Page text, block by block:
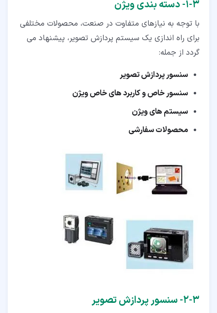
۳‏-‏۱‏- دسته بندی ویژن
با توجه به نیازهای متفاوت در صنعت، محصولات مختلفی
برای راه اندازی یک سیستم پردازش تصویر، پیشنهاد می
گردد از جمله:
سنسور پردازش تصویر
سنسور خاص و کاربرد های خاص ویژن
سیستم های ویژن
محصولات سفارشی
۳‏-‏۲‏- سنسور پردازش تصویر